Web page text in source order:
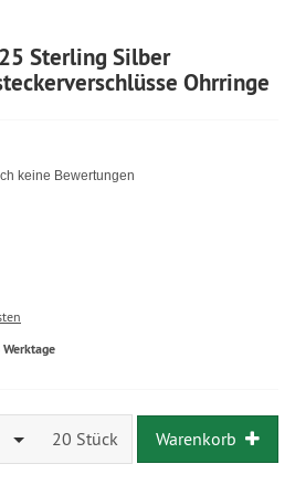
Sterling Silber
Ohrringe
keine Bewertungen
20 Stück Warenkorb